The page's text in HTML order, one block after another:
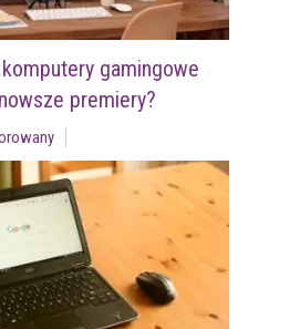
gamingowe
premiery?